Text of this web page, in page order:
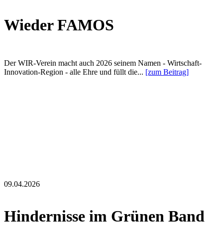
Wieder FAMOS
Der WIR-Verein macht auch 2026 seinem Namen - Wirtschaft-
Innovation-Region - alle Ehre und füllt die... [zum Beitrag]
09.04.2026
Hindernisse im Grünen Band